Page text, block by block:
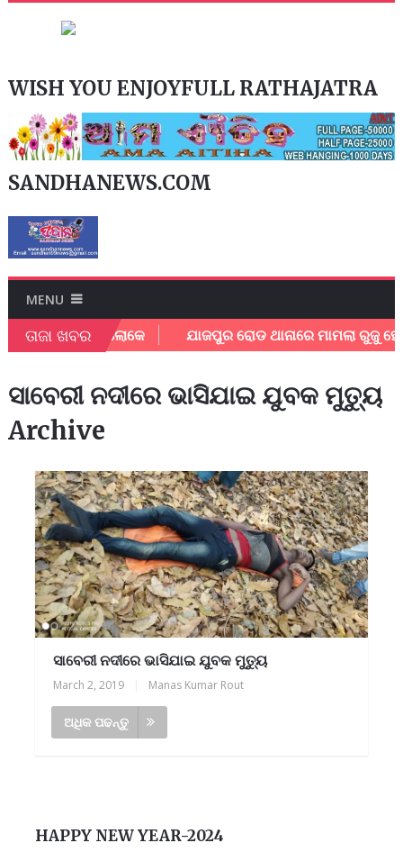
WISH YOU ENJOYFULL RATHAJATRA
SANDHANEWS.COM
MENU
ତାଜା ଖବର
ପରିବାର ଲୋକେ ଯାଜପୁର ରୋଡ ଥାନାରେ ମାମଲା ରୁଜୁ ହେଲା
ସାବେରୀ ନଦୀରେ ଭାସିଯାଇ ଯୁବକ ମୁତ୍ୟୁ
Archive
ସାବେରୀ ନଦୀରେ ଭାସିଯାଇ ଯୁବକ ମୁତ୍ୟୁ
March 2, 2019 Manas Kumar Rout
ଅଧିକ ପଢନ୍ତୁ
HAPPY NEW YEAR-2024